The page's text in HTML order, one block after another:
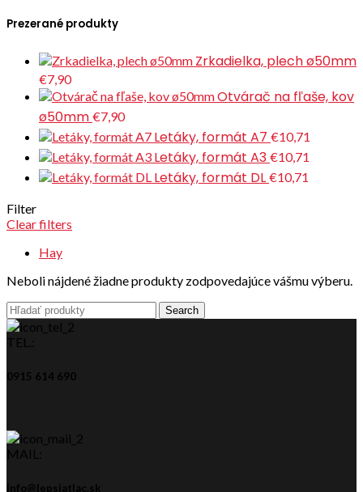
Prezerané produkty
Zrkadielka, plech ø50mm
€7,90
Otvárač na fľaše, kov
ø50mm €7,90
Letáky, formát A7 €10,71
Letáky, formát A3 €10,71
Letáky, formát DL €10,71
Filter
Clear filters
Hay
Neboli nájdené žiadne produkty zodpovedajúce vášmu výberu.
Search
TEL.:
0915 614 690
MAIL:
info@lepsiatlac.sk